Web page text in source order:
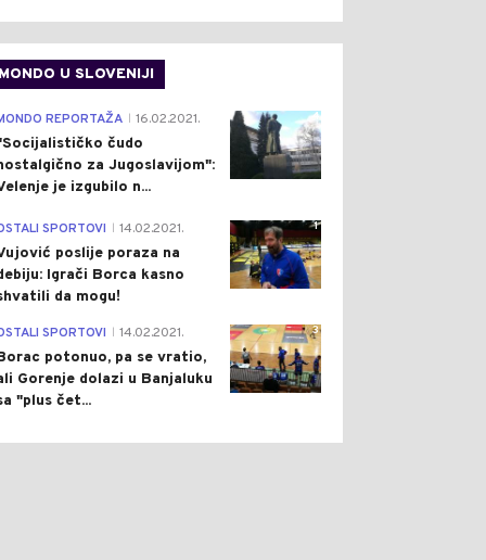
MONDO U SLOVENIJI
4
REPORTAŽA 16.02.2021.
čudo
za Jugoslavijom":
je izgubilo n...
1
SPORTOVI 14.02.2021.
poslije poraza na
Igrači Borca kasno
da mogu!
3
SPORTOVI 14.02.2021.
potonuo, pa se vratio,
Gorenje dolazi u Banjaluku
"plus čet...